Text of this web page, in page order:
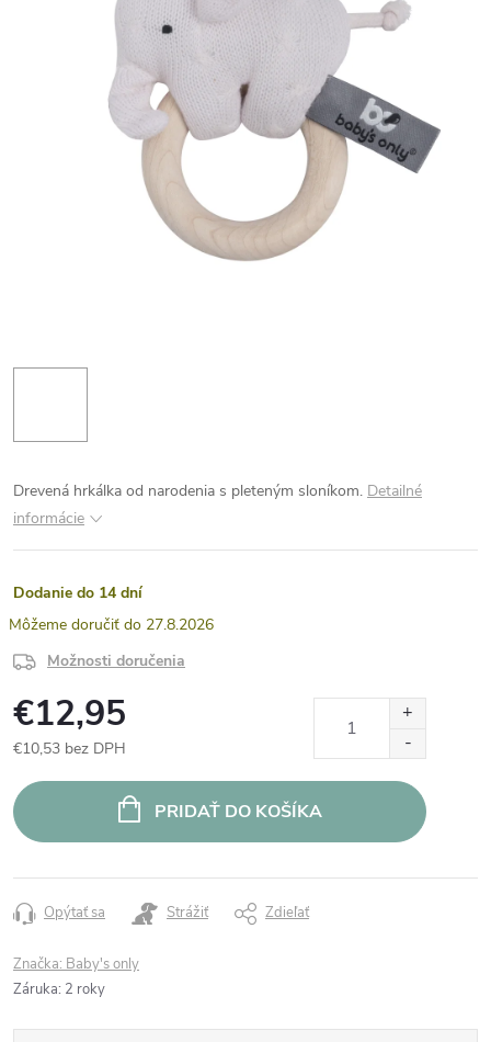
Drevená hrkálka od narodenia s pleteným sloníkom. Detailné
informácie
Dodanie do 14 dní
27.8.2026
Možnosti doručenia
€12,95
€10,53 bez DPH
cena:
PRIDAŤ DO KOŠÍKA
Opýtať sa Strážiť Zdieľať
Značka: Baby's only
Záruka: 2 roky